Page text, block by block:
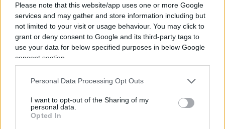
Please note that this website/app uses one or more Google
services and may gather and store information including but
not limited to your visit or usage behaviour. You may click to
grant or deny consent to Google and its third-party tags to
use your data for below specified purposes in below Google
consent section.
Personal Data Processing Opt Outs
I want to opt-out of the Sharing of my
personal data.
Opted In
sui conti. La relatriceMarta Schifone ha ricordato
che “presentare proposte senza coperture
adeguate non è tutelare le famiglie: è fare
propaganda sulla loro pelle”, mentre il presidente
della commissione LavoroWalter Rizzettoha
chiarito che i sussidi ambientalmente dannosi
classificazioni statistiche e che un impatto da
circa 4 miliardi impone serietà contabile.